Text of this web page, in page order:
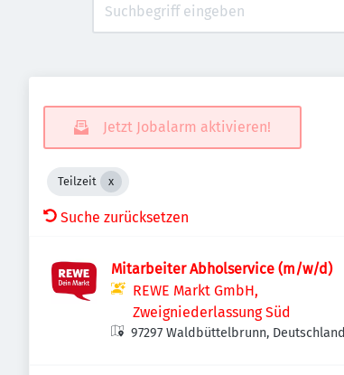
Jetzt Jobalarm aktivieren!
Teilzeit
Suche zurücksetzen
Mitarbeiter Abholservice (m/w/d)
REWE Markt GmbH,
Zweigniederlassung Süd
97297 Waldbüttelbrunn, Deutschland